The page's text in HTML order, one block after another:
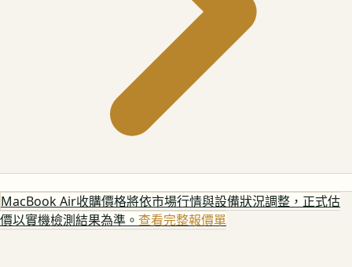
MacBook Air收購價格將依市場行情與設備狀況調整，正式估
價以實機檢測結果為準。 查看完整報價單